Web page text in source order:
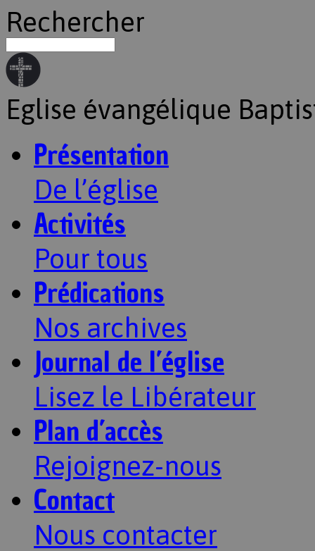
Rechercher
Eglise évangélique
Présentation
De l’église
Activités
Pour tous
Prédications
Nos archives
Journal de l’église
Lisez le Libérateur
Plan d’accès
Rejoignez-nous
Contact
Nous contacter